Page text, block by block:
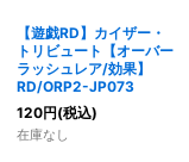
【遊戯RD】カイザー・
トリビュート【オーバー
ラッシュレア/効果】
RD/ORP2-JP073
120円(税込)
在庫なし